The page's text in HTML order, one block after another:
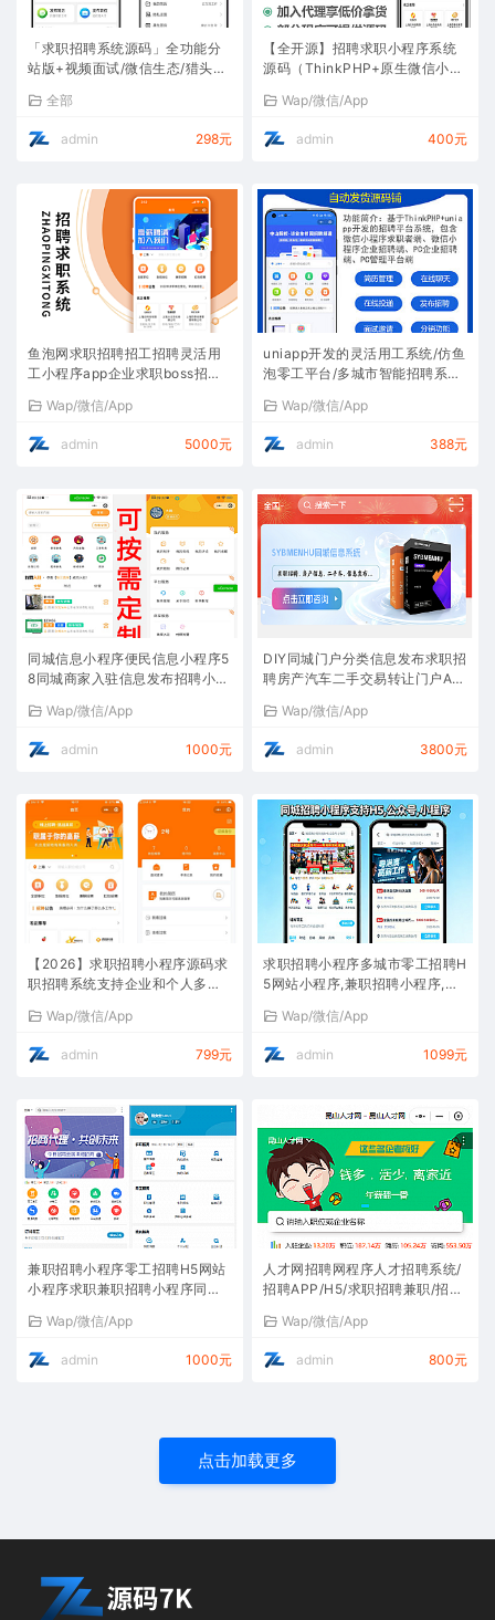
「求职招聘系统源码」全功能分
站版+视频面试/微信生态/猎头服
全部
admin 298元
【全开源】招聘求职小程序系统
源码（ThinkPHP+原生微信小程
Wap/微信/App
admin 400元
鱼泡网求职招聘招工招聘灵活用
工小程序app企业求职boss招聘
Wap/微信/App
admin 5000元
uniapp开发的灵活用工系统/仿鱼
泡零工平台/多城市智能招聘系统
Wap/微信/App
admin 388元
同城信息小程序便民信息小程序5
8同城商家入驻信息发布招聘小程
Wap/微信/App
admin 1000元
DIY同城门户分类信息发布求职招
聘房产汽车二手交易转让门户AP
Wap/微信/App
admin 3800元
【2026】求职招聘小程序源码求
职招聘系统支持企业和个人多端
Wap/微信/App
admin 799元
求职招聘小程序多城市零工招聘H
5网站小程序,兼职招聘小程序,人
Wap/微信/App
admin 1099元
兼职招聘小程序零工招聘H5网站
小程序求职兼职招聘小程序同城
Wap/微信/App
admin 1000元
人才网招聘网程序人才招聘系统/
招聘APP/H5/求职招聘兼职/招聘
Wap/微信/App
admin 800元
点击加载更多